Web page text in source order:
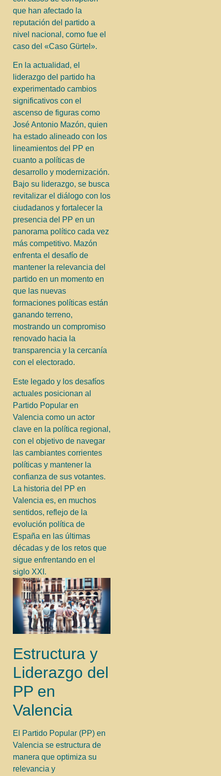
que han afectado la
reputación del partido a
nivel nacional, como fue el
caso del «Caso Gürtel».
En la actualidad, el
liderazgo del partido ha
experimentado cambios
significativos con el
ascenso de figuras como
José Antonio Mazón, quien
ha estado alineado con los
lineamientos del PP en
cuanto a políticas de
desarrollo y modernización.
Bajo su liderazgo, se busca
revitalizar el diálogo con los
ciudadanos y fortalecer la
presencia del PP en un
panorama político cada vez
más competitivo. Mazón
enfrenta el desafío de
mantener la relevancia del
partido en un momento en
que las nuevas
formaciones políticas están
ganando terreno,
mostrando un compromiso
renovado hacia la
transparencia y la cercanía
con el electorado.
Este legado y los desafíos
actuales posicionan al
Partido Popular en
Valencia como un actor
clave en la política regional,
con el objetivo de navegar
las cambiantes corrientes
políticas y mantener la
confianza de sus votantes.
La historia del PP en
Valencia es, en muchos
sentidos, reflejo de la
evolución política de
España en las últimas
décadas y de los retos que
sigue enfrentando en el
siglo XXI.
Estructura y
Liderazgo del
PP en
Valencia
El Partido Popular (PP) en
Valencia se estructura de
manera que optimiza su
relevancia y